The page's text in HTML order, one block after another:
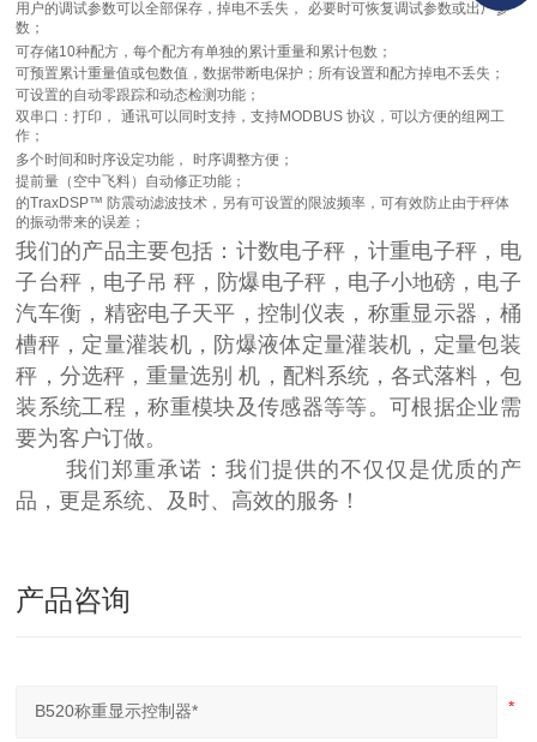
用户的调试参数可以全部保存，掉电不丢失，
必要时可恢复调试参数或出厂参
数；
可存储10种配方，每个配方有单独的累计重量和累计包数；
可预置累计重量值或包数值，数据带断电保护；所有设置和配方掉电不丢失；
可设置的自动零跟踪和动态检测功能；
双串口：打印，
通讯可以同时支持，支持MODBUS协议，可以方便的组网工
作；
多个时间和时序设定功能，
时序调整方便；
提前量（空中飞料）自动修正功能；
的TraxDSP™ 防震动滤波技术，另有可设置的限波频率，可有效防止由于秤体
的振动带来的误差；
我们的产品主要包括：计数电子秤，计重电子秤，电
子台秤，电子吊 秤，防爆电子秤，电子小地磅，电子
汽车衡，精密电子天平，控制仪表，称重显示器，桶
槽秤，定量灌装机，防爆液体定量灌装机，定量包装
秤，分选秤，重量选别 机，配料系统，各式落料，包
装系统工程，称重模块及传感器等等。可根据企业需
要为客户订做。
我们郑重承诺：我们提供的不仅仅是优质的产
品，更是系统、及时、高效的服务！
产品咨询